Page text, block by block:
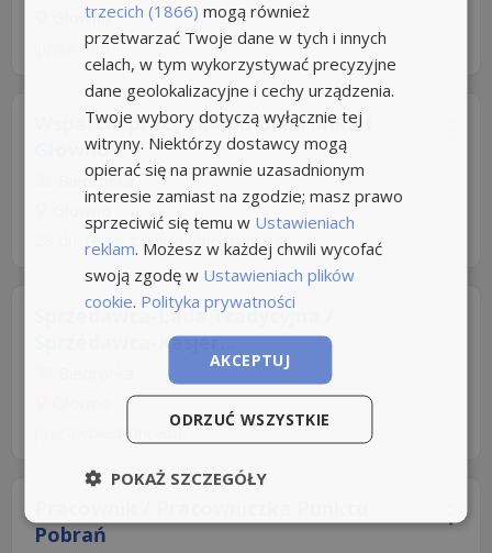
Głowno
lppsa.com
Wsparcie pracy sklepu Biedronka I
Głowno
Biedronka
28 dni temu z pracawbiedronce.pl
Sprzedawca-Lada Tradycyjna /
Sprzedawca-Kasjer...
pracawbiedronce.pl
Pobrań
trzecich (1866) mogą również
przetwarzać Twoje dane w tych i innych
celach, w tym wykorzystywać precyzyjne
dane geolokalizacyjne i cechy urządzenia.
Twoje wybory dotyczą wyłącznie tej
witryny. Niektórzy dostawcy mogą
opierać się na prawnie uzasadnionym
interesie zamiast na zgodzie; masz prawo
sprzeciwić się temu w Ustawieniach
reklam. Możesz w każdej chwili wycofać
swoją zgodę w Ustawieniach plików
cookie. Polityka prywatności
AKCEPTUJ
ODRZUĆ WSZYSTKIE
POKAŻ SZCZEGÓŁY